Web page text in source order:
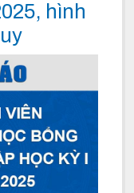
hình